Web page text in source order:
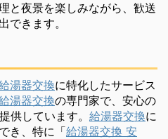
と夜景を楽しみながら、歓送
できます。
湯器交換に特化したサービス
湯器交換の専門家で、安心の
供しています。 給湯器交換に
き、特に「給湯器交換 安